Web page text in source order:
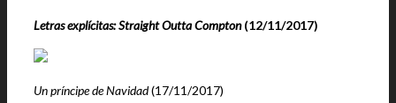
Letras explícitas: Straight Outta Compton(12/11/2017)
Un príncipe de Navidad(17/11/2017)